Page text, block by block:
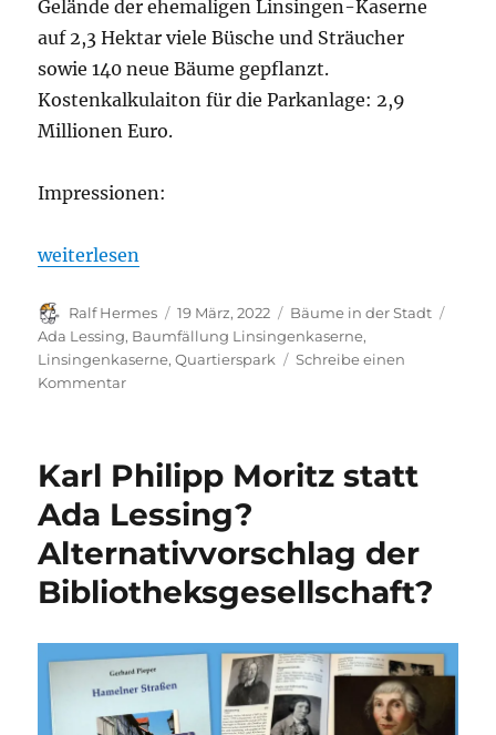
Gelände der ehemaligen Linsingen-Kaserne
auf 2,3 Hektar viele Büsche und Sträucher
sowie 140 neue Bäume gepflanzt.
Kostenkalkulaiton für die Parkanlage: 2,9
Millionen Euro.
Impressionen:
„Ada-Lessing-Park?: Quartierspark auf dem
weiterlesen
Autor
Ralf Hermes
Veröffentlicht
am
19 März, 2022 Kategorien
Bäume in der Stadt
Ada Lessing, Baumfällung Linsingenkaserne,
Linsingenkaserne,Quartierspark
Schreibe einen
Kommentarzu
Quartierspark
dem
Kasernengelände
nimmt
Gestalt
weiter
unklar.
Karl Philipp Moritz statt
Ada Lessing?
Alternativvorschlag der
Bibliotheksgesellschaft?